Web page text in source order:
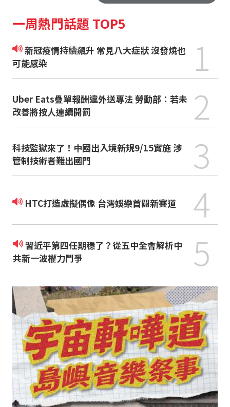
一周熱門話題 TOP5
新冠疫情持續飆升 常見八大症狀 沒發燒也
可能感染
1
Uber Eats疊單報酬違外送專法 勞動部：若未
改善將按人連續開罰
2
科技監獄來了！中國出入境新規9/15實施 涉
管制技術者難出國門
3
HTC打造虛擬偶像 台灣娛樂首闢新賽道 4
習近平第四任期穩了？從五中全會解析中
共新一波權力鬥爭
5